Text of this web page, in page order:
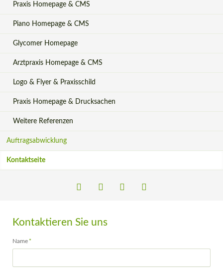
Praxis Homepage & CMS
Piano Homepage & CMS
Glycomer Homepage
Arztpraxis Homepage & CMS
Logo & Flyer & Praxisschild
Praxis Homepage & Drucksachen
Weitere Referenzen
Auftragsabwicklung
Kontaktseite
LinkedIn Xing
Kontaktieren Sie uns
Pflichtfeld
Name *